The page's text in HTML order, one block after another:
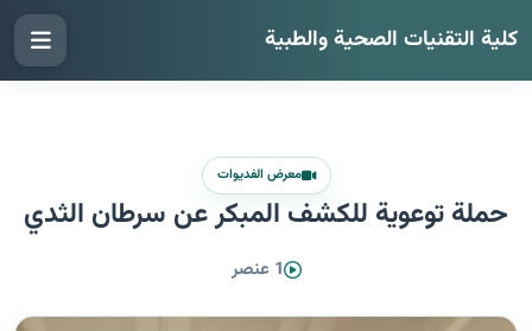
كلية التقنيات الصحية والطبية
معرض الفديوات
حملة توعوية للكشف المبكر عن سرطان الثدي
1 عنصر